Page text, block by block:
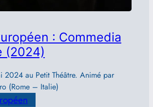
: Commedia
(2024)
2024 au Petit Théâtre. Animé par
(Rome – Italie)